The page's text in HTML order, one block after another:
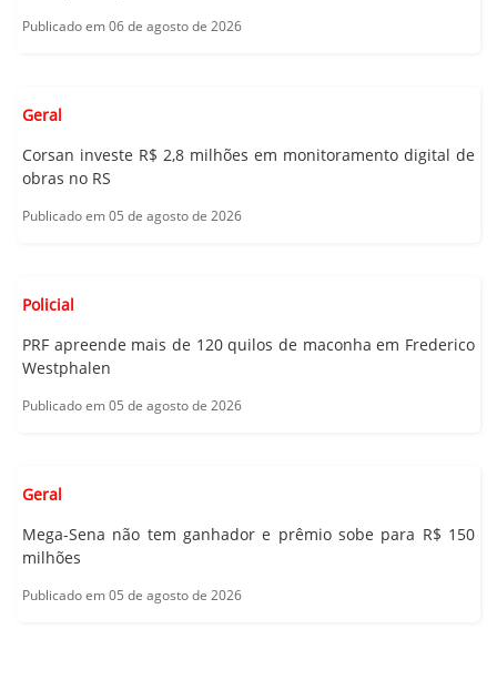
Publicado em 06 de agosto de 2026
Geral
Corsan investe R$ 2,8 milhões em monitoramento digital de
obras no RS
Publicado em 05 de agosto de 2026
Policial
PRF apreende mais de 120 quilos de maconha em Frederico
Westphalen
Publicado em 05 de agosto de 2026
Geral
Mega-Sena não tem ganhador e prêmio sobe para R$ 150
milhões
Publicado em 05 de agosto de 2026